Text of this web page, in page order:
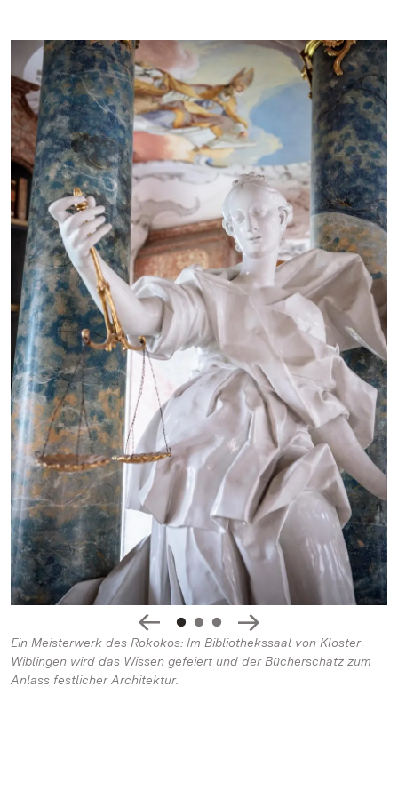
Ein Meisterwerk des Rokokos: Im Bibliothekssaal von Kloster
Wiblingen wird das Wissen gefeiert und der Bücherschatz zum
Anlass festlicher Architektur.